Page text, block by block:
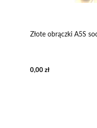
Złote obrączki A5S
0,00 zł